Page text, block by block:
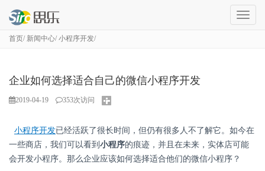
成
首页 新闻中心 小程序开发
企业如何选择适合自己的微信小程序开发
2019-04-19 353次访问
小程序开发已经活跃了很长时间，但仍有很多人不了解它。如今在
一些商店，我们可以看到 小程序的痕迹，并且在未来，实体店可能
会开发小程序。那么企业应该如何选择适合他们的微信小程序？